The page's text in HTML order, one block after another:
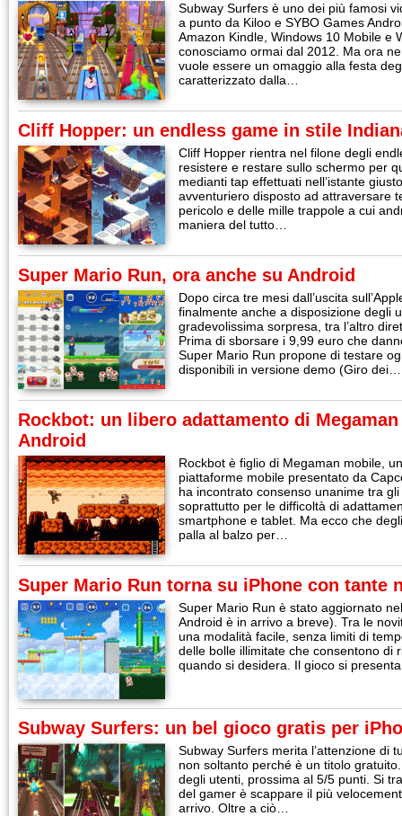
Subway Surfers è uno dei più famosi
a punto da Kiloo e SYBO Games
Amazon Kindle, Windows 10 Mobile e
conosciamo ormai dal 2012. Ma ora
vuole essere un omaggio alla festa
caratterizzato dalla…
Cliff Hopper: un endless game in stile
Cliff Hopper rientra nel filone degli
resistere e restare sullo schermo per
medianti tap effettuati nell’istante
avventuriero disposto ad attraversare
pericolo e delle mille trappole a cui
maniera del tutto…
Super Mario Run, ora anche su Android
Dopo circa tre mesi dall’uscita
finalmente anche a disposizione degli
gradevolissima sorpresa, tra l’altro
Prima di sborsare i 9,99 euro che
Super Mario Run propone di testare
disponibili in versione demo (Giro dei…
Rockbot: un libero adattamento di
Android
Rockbot è figlio di Megaman mobile,
piattaforme mobile presentato da
ha incontrato consenso unanime tra
soprattutto per le difficoltà di
smartphone e tablet. Ma ecco che
palla al balzo per…
Super Mario Run torna su iPhone con tante
Super Mario Run è stato aggiornato
Android è in arrivo a breve). Tra le
una modalità facile, senza limiti di
delle bolle illimitate che consentono di
quando si desidera. Il gioco si
Subway Surfers: un bel gioco gratis per
Subway Surfers merita l’attenzione di
non soltanto perché è un titolo
degli utenti, prossima al 5/5 punti. Si
del gamer è scappare il più
arrivo. Oltre a ciò…